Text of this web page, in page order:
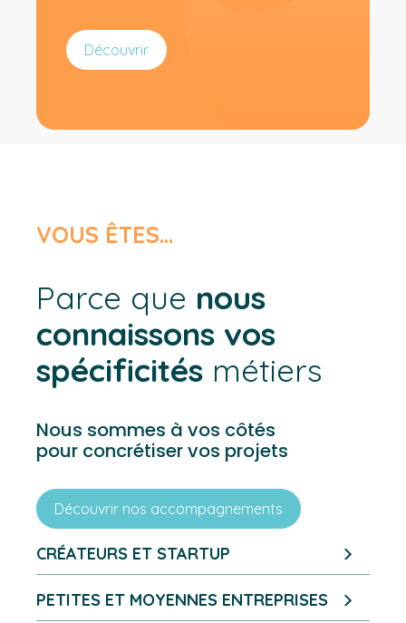
Découvrir
VOUS ÊTES…
Parce que nous
connaissons vos
spécificités métiers
Nous sommes à vos côtés
pour concrétiser vos projets
Découvrir nos accompagnements
CRÉATEURS ET STARTUP
PETITES ET MOYENNES ENTREPRISES